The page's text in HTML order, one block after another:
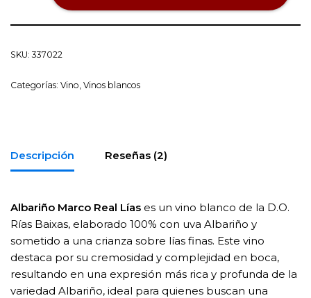
SKU: 337022
Categorías: Vino Vinos blancos
Descripción Reseñas (2)
Albariño Marco Real Lías es un vino blanco de la D.O.
Rías Baixas, elaborado 100% con uva Albariño y
sometido a una crianza sobre lías finas. Este vino
destaca por su cremosidad y complejidad en boca,
resultando en una expresión más rica y profunda de la
variedad Albariño, ideal para quienes buscan una